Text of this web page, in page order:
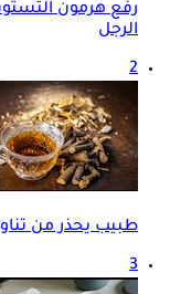
الرجل
2
طبيب يحذر من
3